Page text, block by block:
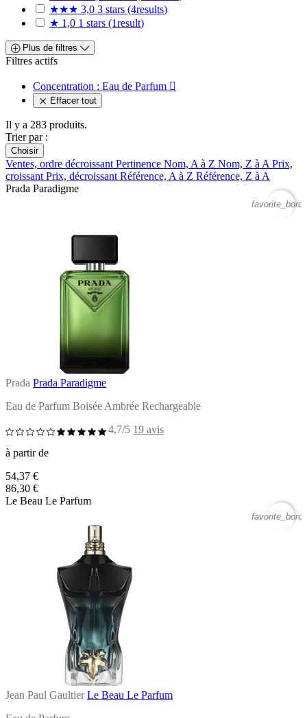
★★★ 3,0 3 stars (4results)
★ 1,0 1 stars (1result)
Plus de filtres
Filtres actifs
Concentration : Eau de Parfum 
Effacer tout
Il y a 283 produits.
Trier par :
Choisir
Ventes, ordre décroissantPertinence Nom, A à Z Nom, Z à APrix,
croissantPrix, décroissantRéférence, A à Z Référence, Z à A
Prada Paradigme
Prada Prada Paradigme
Eau de Parfum Boisée Ambrée Rechargeable
4,7/5 19 avis
à partir de
54,37 €
86,30 €
Le Beau Le Parfum
Jean Paul Gaultier Le Beau Le Parfum